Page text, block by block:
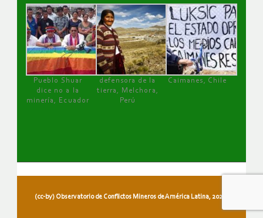
Pueblo Shuar
dice no a la
minería, Ecuador
defensora de la
tierra, Melchora,
Perú
Caimanes, Chile
(cc-by) Observatorio de Conflictos Mineros de América Latina, 2026